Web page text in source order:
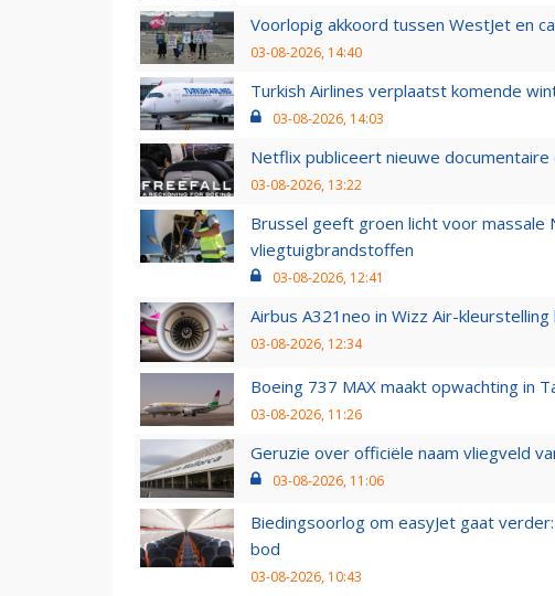
Voorlopig akkoord tussen WestJet en
03-08-2026, 14:40
Turkish Airlines verplaatst komende
03-08-2026, 14:03
Netflix publiceert nieuwe
03-08-2026, 13:22
Brussel geeft groen licht voor massale
vliegtuigbrandstoffen
03-08-2026, 12:41
Airbus A321neo in Wizz Air-
03-08-2026, 12:34
Boeing 737 MAX maakt opwachting in
03-08-2026, 11:26
Geruzie over officiële naam vliegveld
03-08-2026, 11:06
Biedingsoorlog om easyJet gaat
bod
03-08-2026, 10:43